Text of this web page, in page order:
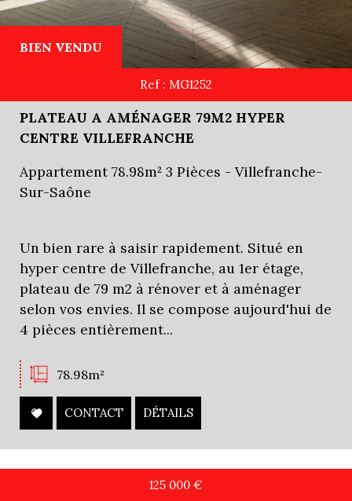
BIEN VENDU
Ref : MG1252
PLATEAU A AMÉNAGER 79M2 HYPER
CENTRE VILLEFRANCHE
Appartement 78.98m² 3 Pièces - Villefranche-
Sur-Saône
Un bien rare à saisir rapidement. Situé en
hyper centre de Villefranche, au 1er étage,
plateau de 79 m2 à rénover et à aménager
selon vos envies. Il se compose aujourd'hui de
4 pièces entièrement...
78.98m²
CONTACT DÉTAILS
125 000 €